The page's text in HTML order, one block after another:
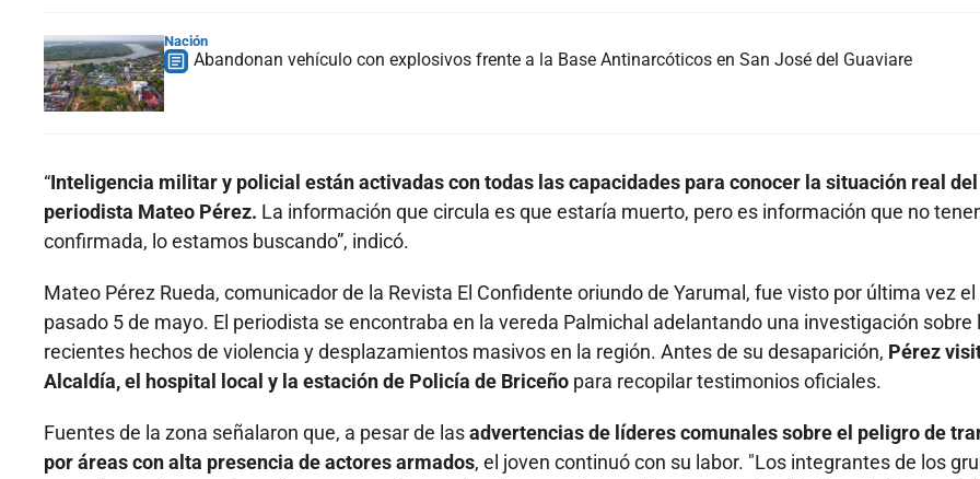
Nación
Abandonan vehículo con explosivos frente a la Base Antinarcóticos en San José del Guaviare
“Inteligencia militar y policial están activadas con todas las capacidades para conocer la situación real del
periodista Mateo Pérez. La información que circula es que estaría muerto, pero es información que no
confirmada, lo estamos buscando”, indicó.
Mateo Pérez Rueda, comunicador de la Revista El Confidente oriundo de Yarumal, fue visto por última vez el
pasado 5 de mayo. El periodista se encontraba en la vereda Palmichal adelantando una investigación sobre
recientes hechos de violencia y desplazamientos masivos en la región. Antes de su desaparición, Pérez
Alcaldía, el hospital local y la estación de Policía de Briceño para recopilar testimonios oficiales.
Fuentes de la zona señalaron que, a pesar de lasadvertencias de líderes comunales sobre el peligro de
por áreas con alta presencia de actores armados, el joven continuó con su labor. "Los integrantes de los